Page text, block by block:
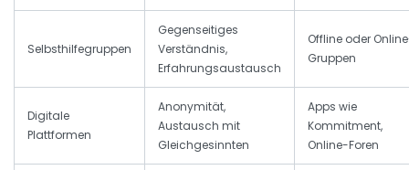
Selbsthilfegruppen
Gegenseitiges
Verständnis,
Erfahrungsaustausch
Offline oder
Gruppen
Digitale
Plattformen
Anonymität,
Austausch mit
Gleichgesinnten
Apps wie
Kommitment,
Online-Foren